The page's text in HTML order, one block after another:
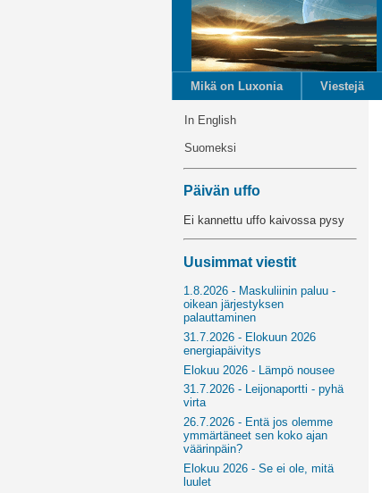
Mikä on Luxonia Viestejä
In English
Suomeksi
Päivän uffo
Ei kannettu uffo kaivossa pysy
Uusimmat viestit
1.8.2026 - Maskuliinin paluu -
oikean järjestyksen
palauttaminen
31.7.2026 - Elokuun 2026
energiapäivitys
Elokuu 2026 - Lämpö nousee
31.7.2026 - Leijonaportti - pyhä
virta
26.7.2026 - Entä jos olemme
ymmärtäneet sen koko ajan
väärinpäin?
Elokuu 2026 - Se ei ole, mitä
luulet